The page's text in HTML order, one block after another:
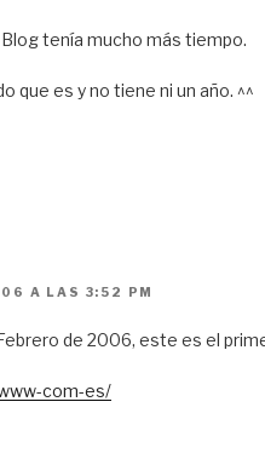
tenía mucho más tiempo.
que es y no tiene ni un año. ^^
A LAS 3:52 PM
de 2006, este es el
com-es/